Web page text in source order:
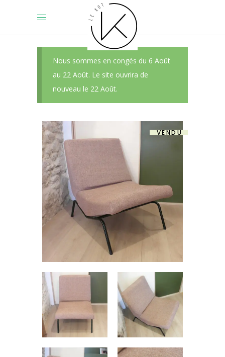
Nous sommes en congés du 6 Août
au 22 Août. Le site ouvrira de
nouveau le 22 Août.
VENDU